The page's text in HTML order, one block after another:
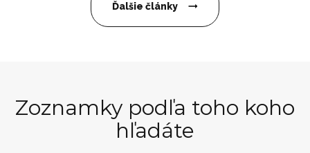
Ďalšie články
Zoznamky podľa toho koho
hľadáte